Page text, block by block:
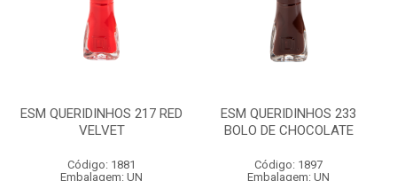
ESM QUERIDINHOS 217 RED
VELVET
Código: 1881
Embalagem: UN
ESM QUERIDINHOS 233
BOLO DE CHOCOLATE
Código: 1897
Embalagem: UN